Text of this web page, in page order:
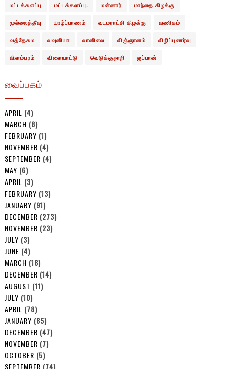
மட்டக்களப்பு மட்டக்களப்பு. மன்னார் மாந்தை கிழக்கு
முல்லைத்தீவு யாழ்ப்பாணம் வடமராட்சி கிழக்கு வணிகம்
வத்தேகம வவுனியா வானிலை விஞ்ஞானம் விழிப்புணர்வு
விளம்பரம் விளையாட்டு வெடுக்குநாறி ஜப்பான்
வைப்பகம்
APRIL (4)
MARCH (8)
FEBRUARY (1)
NOVEMBER (4)
SEPTEMBER (4)
MAY (6)
APRIL (3)
FEBRUARY (13)
JANUARY (91)
DECEMBER (273)
NOVEMBER (23)
JULY (3)
JUNE (4)
MARCH (18)
DECEMBER (14)
AUGUST (11)
JULY (10)
APRIL (78)
JANUARY (85)
DECEMBER (47)
NOVEMBER (7)
OCTOBER (5)
SEPTEMBER (74)